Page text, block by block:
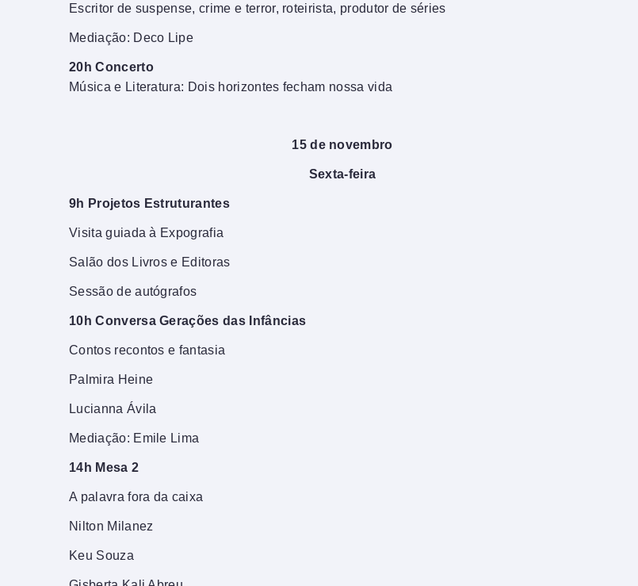
Escritor de suspense, crime e terror, roteirista, produtor de séries
Mediação: Deco Lipe
20h Concerto
Música e Literatura: Dois horizontes fecham nossa vida
15 de novembro
Sexta-feira
9h Projetos Estruturantes
Visita guiada à Expografia
Salão dos Livros e Editoras
Sessão de autógrafos
10h Conversa Gerações das Infâncias
Contos recontos e fantasia
Palmira Heine
Lucianna Ávila
Mediação: Emile Lima
14h Mesa 2
A palavra fora da caixa
Nilton Milanez
Keu Souza